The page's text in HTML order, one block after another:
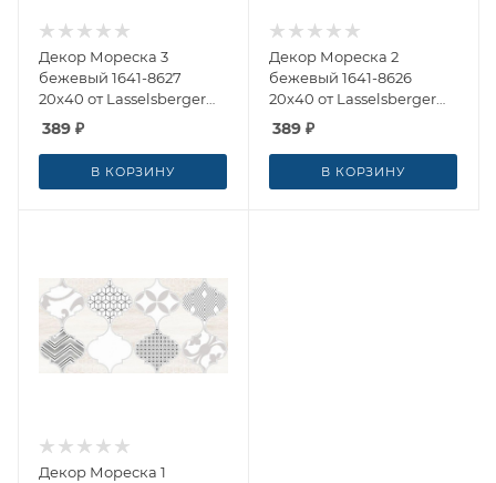
Декор Мореска 3
бежевый 1641-8627
20x40 от Lasselsberger
Ceramics (Россия)
389 ₽
В КОРЗИНУ
Декор Мореска 2
бежевый 1641-8626
20x40 от Lasselsberger
Ceramics (Россия)
389 ₽
В КОРЗИНУ
Декор Мореска 1